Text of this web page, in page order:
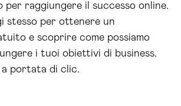
per raggiungere il successo online.
stesso per ottenere un
e scoprire come possiamo
i tuoi obiettivi di business.
portata di clic.